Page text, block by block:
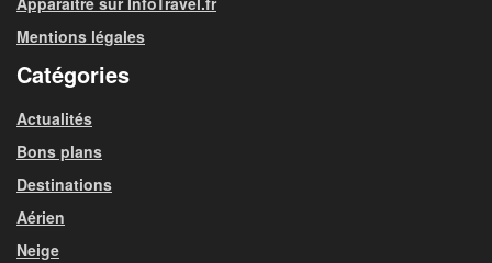
Mentions légales
Catégories
Actualités
Bons plans
Destinations
Aérien
Neige